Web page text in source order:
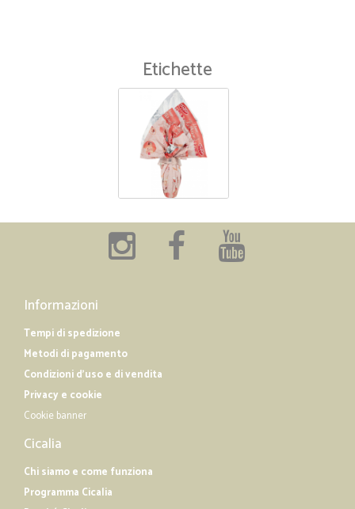
Etichette
Informazioni
Tempi di spedizione
Metodi di pagamento
Condizioni d'uso e di vendita
Privacy e cookie
Cookie banner
Cicalia
Chi siamo e come funziona
Programma Cicalia